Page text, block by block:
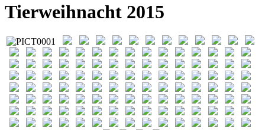
Tierweihnacht 2015